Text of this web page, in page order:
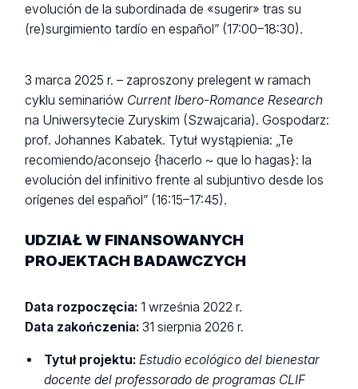
evolución de la subordinada de «sugerir» tras su
(re)surgimiento tardío en español” (17:00–18:30).
3 marca 2025 r. – zaproszony prelegent w ramach
cyklu seminariów Current Ibero-Romance Research
na Uniwersytecie Zuryskim (Szwajcaria). Gospodarz:
prof. Johannes Kabatek. Tytuł wystąpienia: „Te
recomiendo/aconsejo {hacerlo ~ que lo hagas}: la
evolución del infinitivo frente al subjuntivo desde los
orígenes del español” (16:15–17:45).
UDZIAŁ W FINANSOWANYCH
PROJEKTACH BADAWCZYCH
Data rozpoczęcia: 1 września 2022 r.
Data zakończenia: 31 sierpnia 2026 r.
Tytuł projektu:Estudio ecológico del bienestar
docente del professorado de programas CLIF